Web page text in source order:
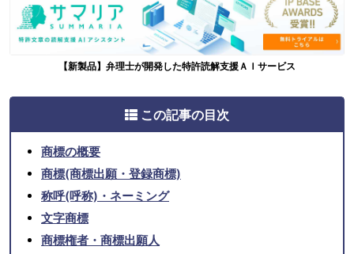
【新製品】弁理士が開発した特許読解支援ＡＩサービス
この記事の目次
商標の概要
商標(商標出願・登録商標)
称呼(呼称)・ネーミング
文字商標
商標権者・商標出願人